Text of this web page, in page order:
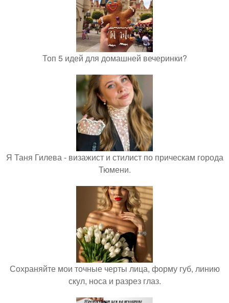
Топ 5 идей для домашней вечеринки?
Я Таня Гилева - визажист и стилист по прическам города
Тюмени.
Сохраняйте мои точные черты лица, форму губ, линию
скул, носа и разрез глаз.